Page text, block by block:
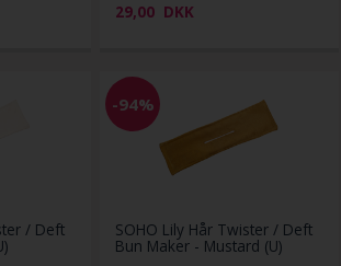
29,00 DKK
/ Deft
-94%
SOHO Lily Hår Twister / Deft
Bun Maker - Mustard (U)